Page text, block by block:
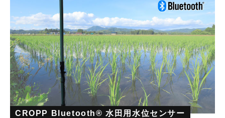
CROPP Bluetooth® 水田用水位センサー